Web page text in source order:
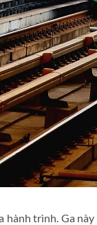
hành trình. Ga